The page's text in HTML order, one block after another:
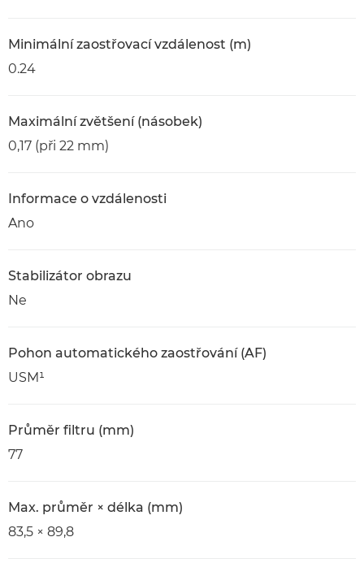
Minimální zaostřovací vzdálenost (m)
0.24
Maximální zvětšení (násobek)
0,17 (při 22 mm)
Informace o vzdálenosti
Ano
Stabilizátor obrazu
Ne
Pohon automatického zaostřování (AF)
USM¹
Průměr filtru (mm)
77
Max. průměr × délka (mm)
83,5 × 89,8